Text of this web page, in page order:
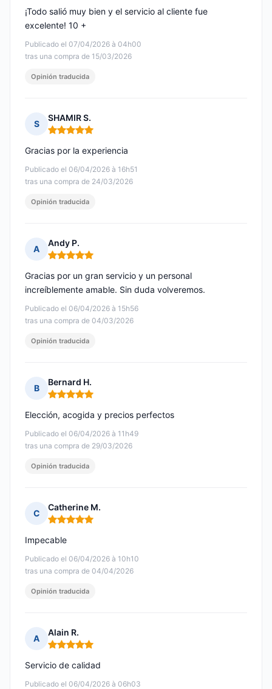
Publicado el 07/04/2026 à 04h00
tras una compra de 15/03/2026
¡Todo salió muy bien y el servicio al cliente fue
excelente! 10 +
Opinión traducida
S
SHAMIR S.
Nota: 5 de 5
Publicado el 06/04/2026 à 16h51
tras una compra de 24/03/2026
Gracias por la experiencia
Opinión traducida
A
Andy P.
Nota: 5 de 5
Publicado el 06/04/2026 à 15h56
tras una compra de 04/03/2026
Gracias por un gran servicio y un personal
increíblemente amable. Sin duda volveremos.
Opinión traducida
B
Bernard H.
Nota: 5 de 5
Publicado el 06/04/2026 à 11h49
tras una compra de 29/03/2026
Elección, acogida y precios perfectos
Opinión traducida
C
Catherine M.
Nota: 5 de 5
Publicado el 06/04/2026 à 10h10
tras una compra de 04/04/2026
Impecable
Opinión traducida
A
Alain R.
Nota: 5 de 5
Publicado el 06/04/2026 à 06h03
Servicio de calidad